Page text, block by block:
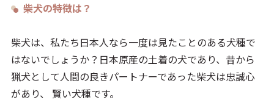
柴犬の特徴は？
柴犬は、私たち日本人なら一度は見たことのある犬種で
はないでしょうか？日本原産の土着の犬であり、昔から
猟犬として人間の良きパートナーであった柴犬は忠誠心
があり、 賢い犬種です。